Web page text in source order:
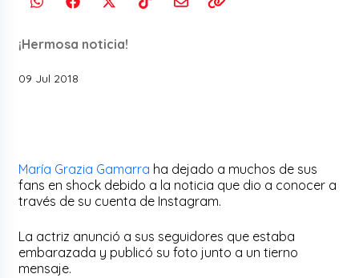
¡Hermosa noticia!
09 Jul 2018
María Grazia Gamarra ha dejado a muchos de sus
fans en shock debido a la noticia que dio a conocer a
través de su cuenta de Instagram.
La actriz anunció a sus seguidores que estaba
embarazada y publicó su foto junto a un tierno
mensaje.